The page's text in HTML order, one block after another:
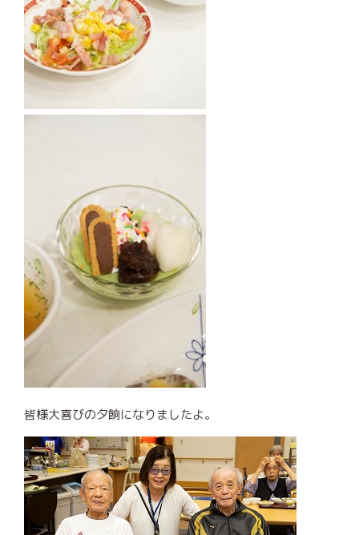
皆様大喜びの夕餉になりましたよ。